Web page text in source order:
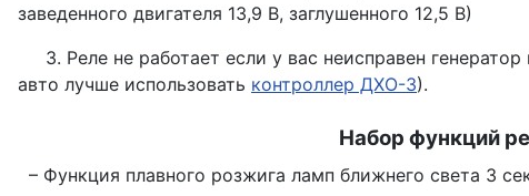
заведенного двигателя 13,9 В, заглушенного 12,5 В)
3. Реле не работает если у вас неисправен
авто лучше использовать контроллер ДХО-3).
Набор функций
– Функция плавного розжига ламп ближнего света 3